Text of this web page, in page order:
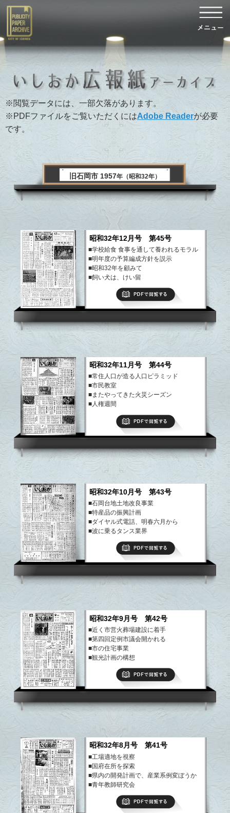
※閲覧データには、一部欠落があります。
※PDFファイルをご覧いただくにはAdobe Readerが必要
です。
旧石岡市 1957年（昭和32年）
昭和32年12月号 第45号
■学校給食 食事を通して養われるモラル
■明年度の予算編成方針を説示
■昭和32年を顧みて
■飼い犬は、けい留
PDFで閲覧する
昭和32年11月号 第44号
■常住人口が造る人口ピラミッド
■市民教室
■またやってきた火災シーズン
■人権週間
昭和32年10月号 第43号
■石岡台地土地改良事業
■特産品の振興計画
■ダイヤル式電話、明春六月から
■波に乗るタンス業界
昭和32年9月号 第42号
■近く市営火葬場建設に着手
■第四回定例市議会開かれる
■市の住宅事業
■観光計画の構想
昭和32年8月号 第41号
■工場適地を視察
■国府在所を探索
■県内の開発計画で、産業系例変ぼうか
■青年教師研究会
■九月の大祭
PDFで閲覧する